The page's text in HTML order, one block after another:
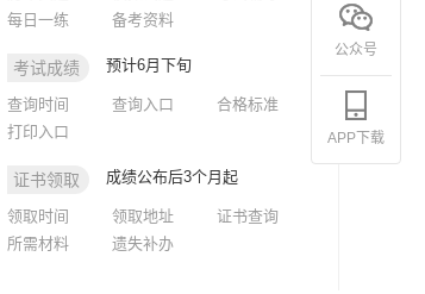
每日一练
备考资料
考试成绩 预计6月下旬
查询时间 查询入口
合格标准
打印入口
证书领取 成绩公布后3个月起
领取时间 领取地址
证书查询
所需材料
遗失补办
公众号
APP下载